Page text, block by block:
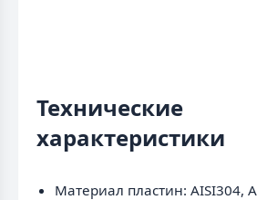
Технические
характеристики
Материал пластин: AISI304,